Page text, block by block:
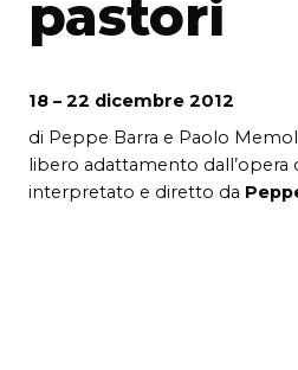
pastori
18 – 22 dicembre 2012
di Peppe Barra e Paolo
libero adattamento dall’opera
interpretato e diretto da